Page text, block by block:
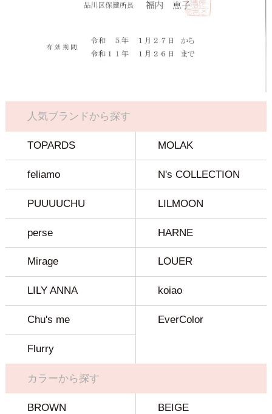
人気ブランドから探す
TOPARDS MOLAK
feliamo N's COLLECTION
PUUUUCHU LILMOON
perse HARNE
Mirage LOUER
LILY ANNA koiao
Chu's me EverColor
Flurry
カラーから探す
BROWN BEIGE